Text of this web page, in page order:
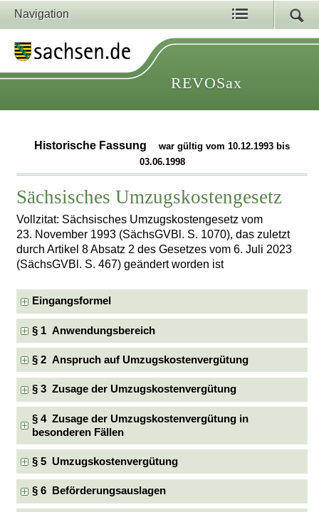
Navigation
REVOSax
Historische Fassung
war gültig vom 10.12.1993 bis
03.06.1998
Sächsisches Umzugskostengesetz
Vollzitat: Sächsisches Umzugskostengesetz vom
23. November 1993 (SächsGVBl. S. 1070), das zuletzt
durch Artikel 8 Absatz 2 des Gesetzes vom 6. Juli 2023
(SächsGVBl. S. 467) geändert worden ist
Eingangsformel
§ 1 Anwendungsbereich
§ 2 Anspruch auf Umzugskostenvergütung
§ 3 Zusage der Umzugskostenvergütung
§ 4 Zusage der Umzugskostenvergütung in
besonderen Fällen
§ 5 Umzugskostenvergütung
§ 6 Beförderungsauslagen